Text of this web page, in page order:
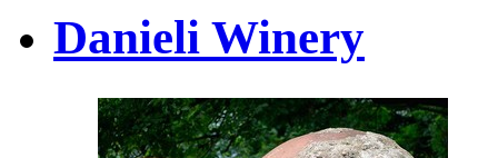
Danieli Winery